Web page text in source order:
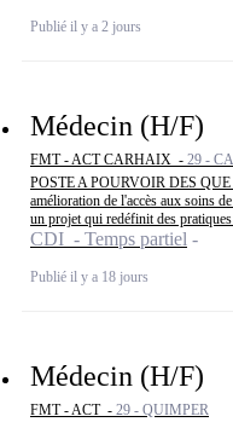
Publié il y a 2 jours
Médecin (H/F)
FMT - ACT CARHAIX - 29 -
POSTE A POURVOIR DES QUE
amélioration de l'accès aux soins
un projet qui redéfinit des pratiques
CDI - Temps partiel
Publié il y a 18 jours
Médecin (H/F)
FMT - ACT - 29 - QUIMPER